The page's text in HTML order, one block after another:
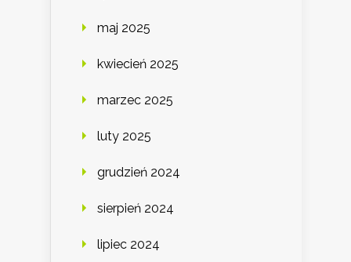
maj 2025
kwiecień 2025
marzec 2025
luty 2025
grudzień 2024
sierpień 2024
lipiec 2024